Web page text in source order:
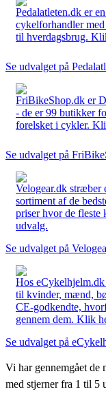
Pedalatleten.dk er
cykelforhandler
til hverdagsbrug.
Se udvalget på
FriBikeShop.dk er
- de er 99 butikker
forelsket i cykler.
Se udvalget på
Velogear.dk stræber
sortiment af de
priser hvor de fleste
udvalg.
Se udvalget på
Hos
til kvinder, mænd,
CE-godkendte,
gennem dem. Klik
Se udvalget på
Vi har gennemgået de
med stjerner fra 1 til 5